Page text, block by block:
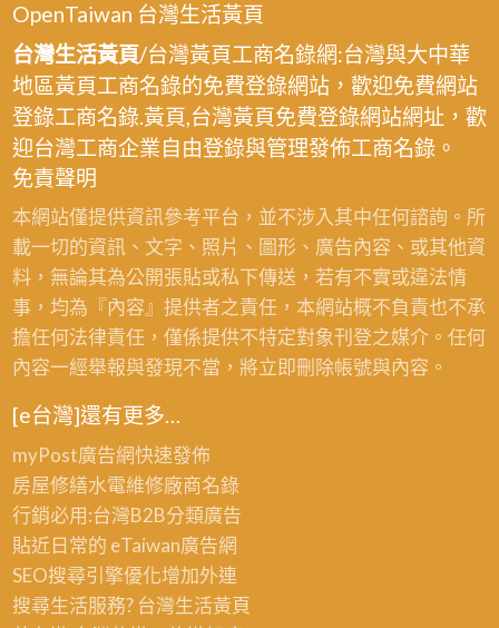
OpenTaiwan 台灣生活黃頁
台灣生活黃頁/台灣黃頁工商名錄網:台灣與大中華
地區黃頁工商名錄的免費登錄網站，歡迎免費網站
登錄工商名錄.黃頁,台灣黃頁免費登錄網站網址，歡
迎台灣工商企業自由登錄與管理發佈工商名錄。
免責聲明
本網站僅提供資訊參考平台，並不涉入其中任何諮詢。所
載一切的資訊、文字、照片、圖形、廣告內容、或其他資
料，無論其為公開張貼或私下傳送，若有不實或違法情
事，均為『內容』提供者之責任，本網站概不負責也不承
擔任何法律責任，僅係提供不特定對象刊登之媒介。任何
內容一經舉報與發現不當，將立即刪除帳號與內容。
[e台灣]還有更多…
myPost廣告網快速發佈
房屋修繕水電維修廠商名錄
行銷必用:台灣B2B分類廣告
貼近日常的 eTaiwan廣告網
SEO搜尋引擎優化增加外連
搜尋生活服務? 台灣生活黃頁